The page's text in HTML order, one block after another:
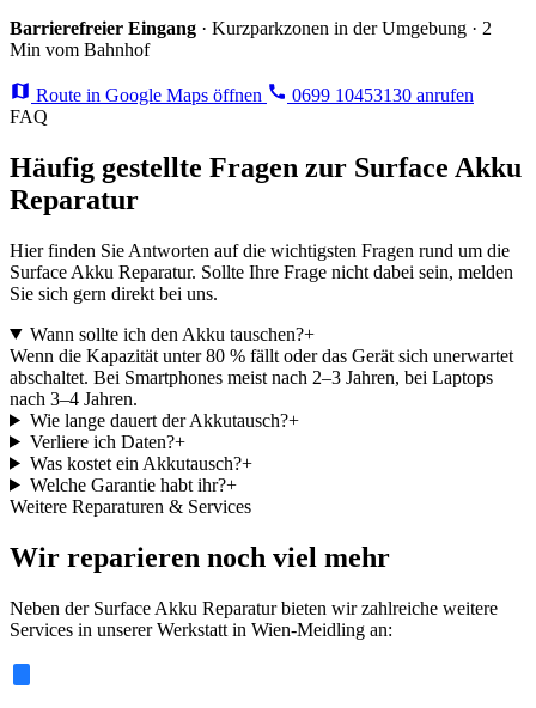
Barrierefreier Eingang · Kurzparkzonen in der Umgebung · 2
Min vom Bahnhof
Route in Google Maps öffnen
0699 10453130 anrufen
FAQ
Häufig gestellte Fragen zur Surface Akku
Reparatur
Hier finden Sie Antworten auf die wichtigsten Fragen rund um die
Surface Akku Reparatur. Sollte Ihre Frage nicht dabei sein, melden
Sie sich gern direkt bei uns.
Wann sollte ich den Akku tauschen?+
Wenn die Kapazität unter 80 % fällt oder das Gerät sich unerwartet
abschaltet. Bei Smartphones meist nach 2–3 Jahren, bei Laptops
nach 3–4 Jahren.
Wie lange dauert der Akkutausch?+
Verliere ich Daten?+
Was kostet ein Akkutausch?+
Welche Garantie habt ihr?+
Weitere Reparaturen & Services
Wir reparieren noch viel mehr
Neben der Surface Akku Reparatur bieten wir zahlreiche weitere
Services in unserer Werkstatt in Wien-Meidling an: